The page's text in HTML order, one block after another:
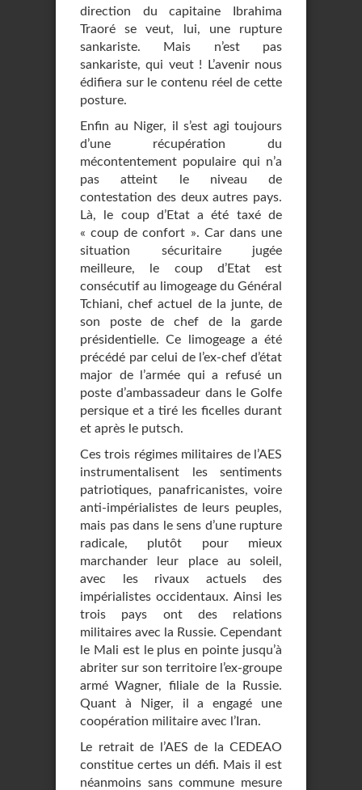
direction du capitaine Ibrahima
Traoré se veut, lui, une rupture
sankariste. Mais n’est pas
sankariste, qui veut ! L’avenir nous
édifiera sur le contenu réel de cette
posture.
Enfin au Niger, il s’est agi toujours
d’une récupération du
mécontentement populaire qui n’a
pas atteint le niveau de
contestation des deux autres pays.
Là, le coup d’Etat a été taxé de
« coup de confort ». Car dans une
situation sécuritaire jugée
meilleure, le coup d’Etat est
consécutif au limogeage du Général
Tchiani, chef actuel de la junte, de
son poste de chef de la garde
présidentielle. Ce limogeage a été
précédé par celui de l’ex-chef d’état
major de l’armée qui a refusé un
poste d’ambassadeur dans le Golfe
persique et a tiré les ficelles durant
et après le putsch.
Ces trois régimes militaires de l’AES
instrumentalisent les sentiments
patriotiques, panafricanistes, voire
anti-impérialistes de leurs peuples,
mais pas dans le sens d’une rupture
radicale, plutôt pour mieux
marchander leur place au soleil,
avec les rivaux actuels des
impérialistes occidentaux. Ainsi les
trois pays ont des relations
militaires avec la Russie. Cependant
le Mali est le plus en pointe jusqu’à
abriter sur son territoire l’ex-groupe
armé Wagner, filiale de la Russie.
Quant à Niger, il a engagé une
coopération militaire avec l’Iran.
Le retrait de l’AES de la CEDEAO
constitue certes un défi. Mais il est
néanmoins sans commune mesure